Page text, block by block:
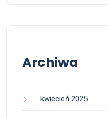
Archiwa
kwiecień 2025